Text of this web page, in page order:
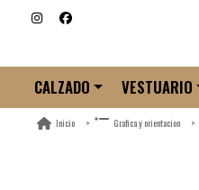
CALZADO VESTUARIO
Inicio Grafica y orientacion